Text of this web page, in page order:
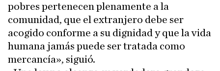
pobres pertenecen plenamente a la
comunidad, que el extranjero debe ser
acogido conforme a su dignidad y que la vida
humana jamás puede ser tratada como
mercancía», siguió.